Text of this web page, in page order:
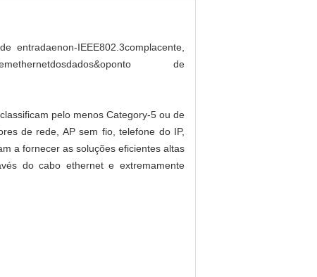
entradaenon-IEEE802.3complacente,
de
pelo menos Category-5 ou de
de rede, AP sem fio, telefone do IP,
a fornecer as soluções eficientes altas
do cabo ethernet e extremamente